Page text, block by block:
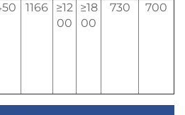
1166
≥12
00
≥18
00
730 700